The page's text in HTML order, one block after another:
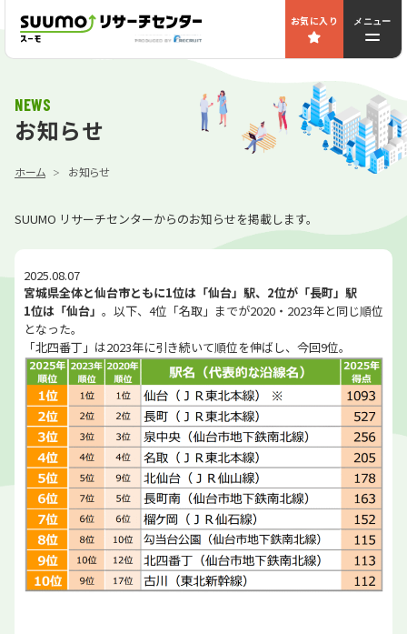
お気に入り メニュー
NEWS
お知らせ
ホーム お知らせ
SUUMO リサーチセンターからのお知らせを掲載します。
2025.08.07
宮城県全体と仙台市ともに1位は「仙台」駅、2位が「長町」駅
1位は「仙台」 。以下、4位「名取」までが2020・2023年と同じ順位
となった。
「北四番丁」は2023年に引き続いて順位を伸ばし、今回9位。